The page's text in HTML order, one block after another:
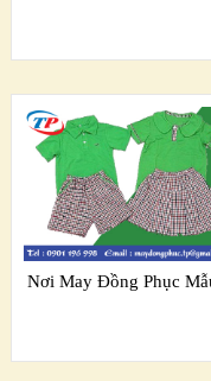
Nơi May Đồng Phục